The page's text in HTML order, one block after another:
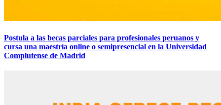
Postula a las becas parciales para profesionales peruanos y
cursa una maestría online o semipresencial en la Universidad
Complutense de Madrid